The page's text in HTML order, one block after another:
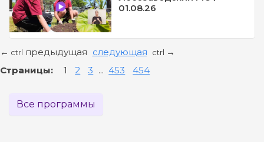
01.08.26
← ctrl предыдущая следующая ctrl →
Страницы: 1 2 3 ... 453 454
Все программы